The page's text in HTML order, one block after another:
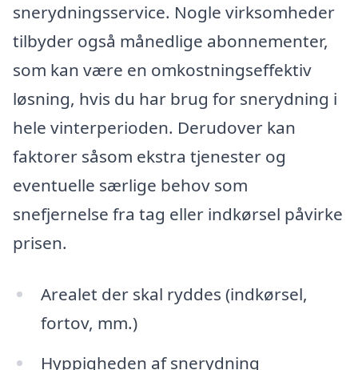
snerydningsservice. Nogle virksomheder
tilbyder også månedlige abonnementer,
som kan være en omkostningseffektiv
løsning, hvis du har brug for snerydning i
hele vinterperioden. Derudover kan
faktorer såsom ekstra tjenester og
eventuelle særlige behov som
snefjernelse fra tag eller indkørsel påvirke
prisen.
Arealet der skal ryddes (indkørsel,
fortov, mm.)
Hyppigheden af snerydning